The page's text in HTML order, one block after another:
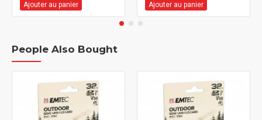
Ajouter au panier Ajouter au panier
People Also Bought